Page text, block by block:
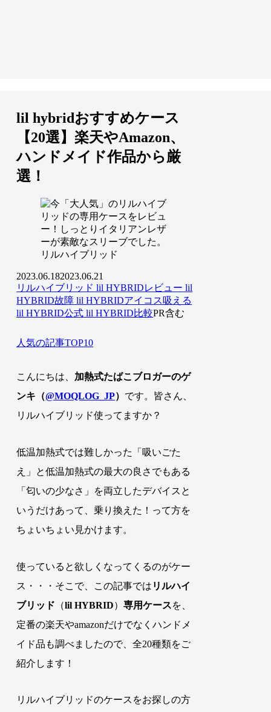
lil hybridおすすめケース
【20選】楽天やAmazon、
ハンドメイド作品から厳
選！
リルハイブリッド
2023.06.182023.06.21
リルハイブリッド lil HYBRIDレビュー lil
HYBRID故障 lil HYBRIDアイコス吸える
lil HYBRID公式 lil HYBRID比較PR含む
人気の記事TOP10
こんにちは、 加熱式たばこブロガーのゲ
ンキ（@MOQLOG_JP） です。皆さん、
リルハイブリッド使ってますか？
低温加熱式では難しかった「吸いごた
え」と低温加熱式の最大の良さでもある
「匂いの少なさ」を両立したデバイスと
いうだけあって、乗り換えた！って方を
ちょいちょい見かけます。
使っていると欲しくなってくるのがケー
ス・・・そこで、
この記事では リルハイ
ブリッド （lil HYBRID）専用ケースを、
定番の楽天やamazonだけでなくハンドメ
イド品も調べましたので、全20種類をご
紹介します！
リルハイブリッドのケースをお探しの方